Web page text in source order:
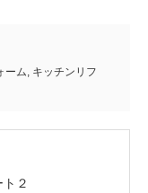
ーム, キッチンリフ
２